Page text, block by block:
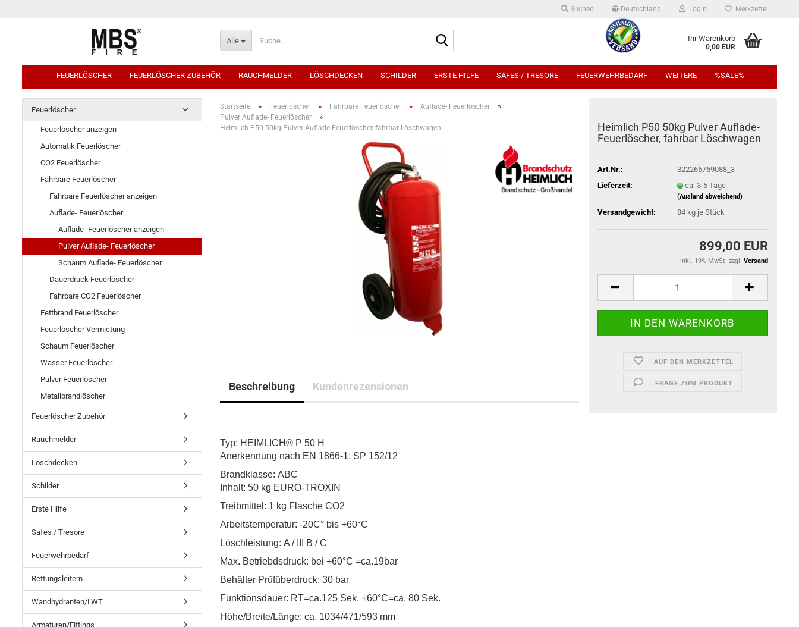
Suchen Deutschland Login Merkzettel
Alle Ihr Warenkorb
0,00 EUR
FEUERLÖSCHER FEUERLÖSCHER ZUBEHÖR RAUCHMELDER LÖSCHDECKEN SCHILDER ERSTE HILFE SAFES / TRESORE FEUERWEHRBEDARF %SALE%
WEITERE
Startseite » Feuerlöscher » Fahrbare Feuerlöscher » Auflade- Feuerlöscher »
Pulver Auflade- Feuerlöscher »
Heimlich P50 50kg Pulver Auflade-Feuerlöscher, fahrbar Löschwagen
Heimlich P50 50kg Pulver Auflade-
Feuerlöscher, fahrbar Löschwagen
Art.Nr.:
322266769088_3
Lieferzeit:
ca. 3-5 Tage
(Ausland abweichend)
Versandgewicht: 84 kg je Stück
899,00 EUR
inkl. 19% MwSt. zzgl. Versand
AUF DEN MERKZETTEL
FRAGE ZUM PRODUKT
Beschreibung Kundenrezensionen
Typ: HEIMLICH® P 50 H
Anerkennung nach EN 1866-1: SP 152/12
Brandklasse: ABC
Inhalt: 50 kg EURO-TROXIN
Treibmittel: 1 kg Flasche CO2
Arbeitstemperatur: -20C° bis +60°C
Löschleistung: A / III B / C
Max. Betriebdsdruck: bei +60°C =ca.19bar
Behälter Prüfüberdruck: 30 bar
Funktionsdauer: RT=ca.125 Sek. +60°C=ca. 80 Sek.
Höhe/Breite/Länge: ca. 1034/471/593 mm
Feuerlöscher
Feuerlöscher anzeigen
Automatik Feuerlöscher
CO2 Feuerlöscher
Fahrbare Feuerlöscher
Fahrbare Feuerlöscher anzeigen
Auflade- Feuerlöscher
Auflade- Feuerlöscher anzeigen
Pulver Auflade- Feuerlöscher
Schaum Auflade- Feuerlöscher
Dauerdruck Feuerlöscher
Fahrbare CO2 Feuerlöscher
Fettbrand Feuerlöscher
Feuerlöscher Vermietung
Schaum Feuerlöscher
Wasser Feuerlöscher
Pulver Feuerlöscher
Metallbrandlöscher
Feuerlöscher Zubehör
Rauchmelder
Löschdecken
Schilder
Erste Hilfe
Safes / Tresore
Feuerwehrbedarf
Rettungsleitern
Wandhydranten/LWT
Armaturen/Fittings